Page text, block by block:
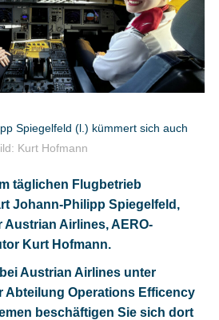
Impressum
Datenschutz
Cookies
Datenschutzeinstellungen
Spiegelfeld (l.) kümmert sich auch
Kurt Hofmann
täglichen Flugbetrieb
Johann-Philipp Spiegelfeld,
Austrian Airlines, AERO-
Kurt Hofmann.
Austrian Airlines unter
Abteilung Operations Efficency
beschäftigen Sie sich dort